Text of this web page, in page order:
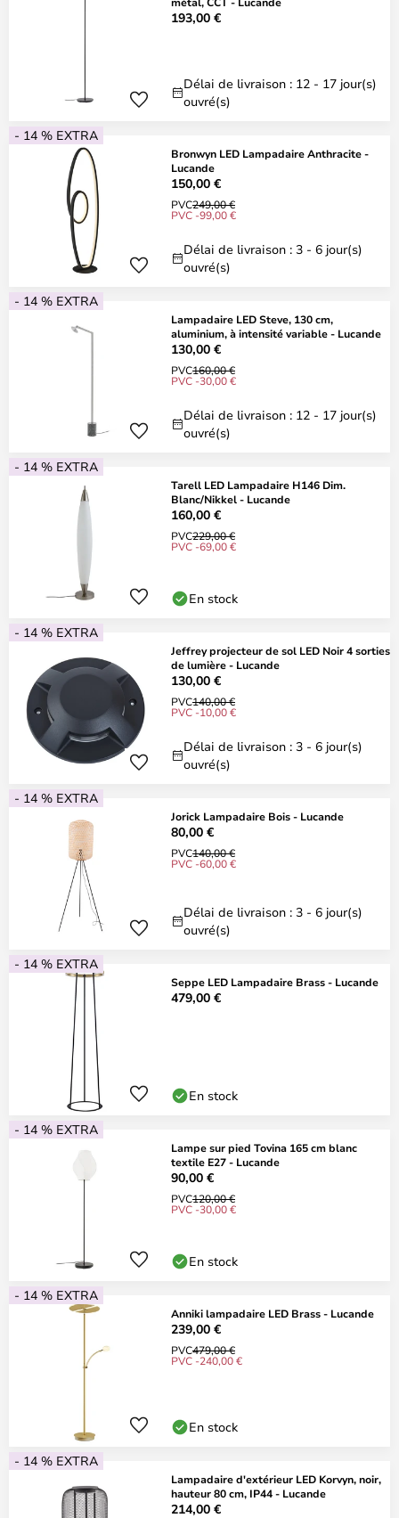
193,00 €
Délai de livraison : 12 - 17 jour(s)
ouvré(s)
- 14 % EXTRA
Bronwyn LED Lampadaire Anthracite -
Lucande
150,00 €
PVC249,00 €
PVC -99,00 €
Délai de livraison : 3 - 6 jour(s)
ouvré(s)
- 14 % EXTRA
Lampadaire LED Steve, 130 cm,
aluminium, à intensité variable - Lucande
130,00 €
PVC160,00 €
PVC -30,00 €
Délai de livraison : 12 - 17 jour(s)
ouvré(s)
- 14 % EXTRA
Tarell LED Lampadaire H146 Dim.
Blanc/Nikkel - Lucande
160,00 €
PVC229,00 €
PVC -69,00 €
En stock
- 14 % EXTRA
Jeffrey projecteur de sol LED Noir 4 sorties
de lumière - Lucande
130,00 €
PVC140,00 €
PVC -10,00 €
Délai de livraison : 3 - 6 jour(s)
ouvré(s)
- 14 % EXTRA
Jorick Lampadaire Bois - Lucande
80,00 €
PVC140,00 €
PVC -60,00 €
Délai de livraison : 3 - 6 jour(s)
ouvré(s)
- 14 % EXTRA
Seppe LED Lampadaire Brass - Lucande
479,00 €
En stock
- 14 % EXTRA
Lampe sur pied Tovina 165 cm blanc
textile E27 - Lucande
90,00 €
PVC120,00 €
PVC -30,00 €
En stock
- 14 % EXTRA
Anniki lampadaire LED Brass - Lucande
239,00 €
PVC479,00 €
PVC -240,00 €
En stock
- 14 % EXTRA
Lampadaire d'extérieur LED Korvyn, noir,
hauteur 80 cm, IP44 - Lucande
214,00 €